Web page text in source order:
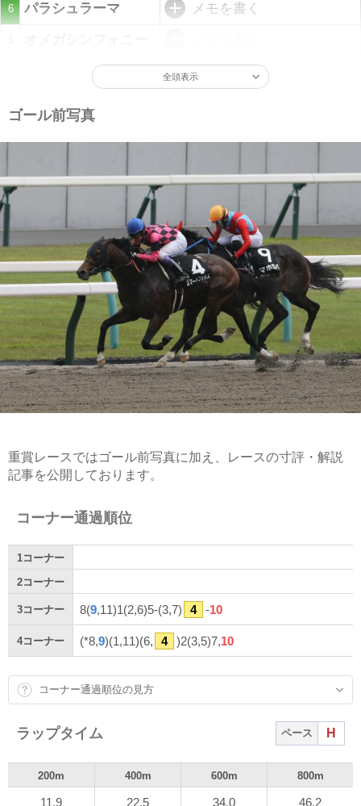
6 パラシュラーマ メモを書く
全頭表示
ゴール前写真
重賞レースではゴール前写真に加え、レースの寸評・解説
記事を公開しております。
コーナー通過順位
1コーナー
2コーナー
3コーナー 8(9,11)1(2,6)5-(3,7) 4 -10
4コーナー (*8,9)(1,11)(6, 4 )2(3,5)7,10
コーナー通過順位の見方
ラップタイム ペース H
200m 400m 600m 800m
11.9 22.5 34.0 46.2